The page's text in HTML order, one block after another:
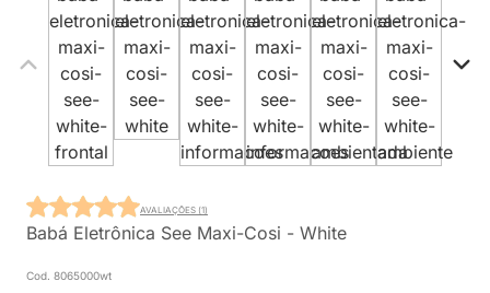
Babá Eletrônica See Maxi-Cosi - White
Cod. 8065000wt
AVALIAÇÕES (1)